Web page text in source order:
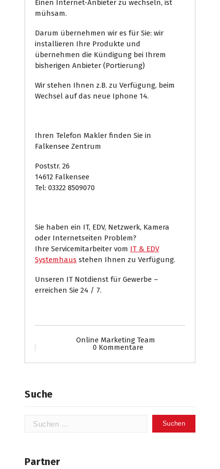
Einen Internet-Anbieter zu wechseln, ist
mühsam.
Darum übernehmen wir es für Sie: wir
installieren Ihre Produkte und
übernehmen die Kündigung bei Ihrem
bisherigen Anbieter (Portierung)
Wir stehen Ihnen z.B. zu Verfügung, beim
Wechsel auf das neue Iphone 14.
Ihren Telefon Makler finden Sie in
Falkensee Zentrum
Poststr. 26
14612 Falkensee
Tel: 03322 8509070
Sie haben ein IT, EDV, Netzwerk, Kamera
oder Internetseiten Problem?
Ihre Servicemitarbeiter vom IT & EDV
Systemhaus stehen Ihnen zu Verfügung.
Unseren IT Notdienst für Gewerbe –
erreichen Sie 24 / 7.
Online Marketing Team
0 Kommentare
Suche
Suchen
Partner